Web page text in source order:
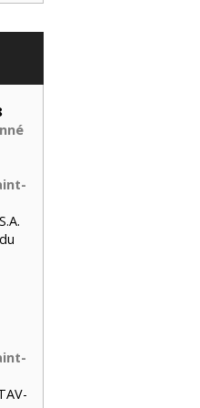
du bénévolat
du bénévolat
de Notre-Dame de
du bénévolat
de Thiais